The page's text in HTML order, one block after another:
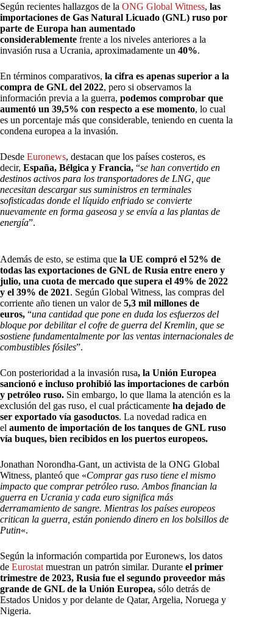
Según recientes hallazgos de la ONG Global Witness, las
importaciones de Gas Natural Licuado (GNL) ruso por
parte de Europa han aumentado
considerablemente frente a los niveles anteriores a la
invasión rusa a Ucrania, aproximadamente un 40%.
En términos comparativos, la cifra es apenas superior a la
compra de GNL del 2022, pero si observamos la
información previa a la guerra, podemos comprobar que
aumentó un 39,5% con respecto a ese momento, lo cual
es un porcentaje más que considerable, teniendo en cuenta la
condena europea a la invasión.
Desde Euronews, destacan que los países costeros, es
decir, España, Bélgica y Francia, “se han convertido en
destinos activos para los transportadores de LNG, que
necesitan descargar sus suministros en terminales
sofisticadas donde el líquido enfriado se convierte
nuevamente en forma gaseosa y se envía a las plantas de
energía”.
Además de esto, se estima que la UE compró el 52% de
todas las exportaciones de GNL de Rusia entre enero y
julio, una cuota de mercado que supera el 49% de 2022
y el 39% de 2021. Según Global Witness, las compras del
corriente año tienen un valor de 5,3 mil millones de
euros, “una cantidad que pone en duda los esfuerzos del
bloque por debilitar el cofre de guerra del Kremlin, que se
sostiene fundamentalmente por las ventas internacionales de
combustibles fósiles”.
Con posterioridad a la invasión rusa, la Unión Europea
sancionó e incluso prohibió las importaciones de carbón
y petróleo ruso. Sin embargo, lo que llama la atención es la
exclusión del gas ruso, el cual prácticamente ha dejado de
ser exportado vía gasoductos. La novedad radica en
el aumento de importación de los tanques de GNL ruso
vía buques, bien recibidos en los puertos europeos.
Jonathan Norondha-Gant, un activista de la ONG Global
Witness, planteó que «Comprar gas ruso tiene el mismo
impacto que comprar petróleo ruso. Ambos financian la
guerra en Ucrania y cada euro significa más
derramamiento de sangre. Mientras los países europeos
critican la guerra, están poniendo dinero en los bolsillos de
Putin«.
Según la información compartida por Euronews, los datos
de Eurostat muestran un patrón similar. Durante el primer
trimestre de 2023, Rusia fue el segundo proveedor más
grande de GNL de la Unión Europea, sólo detrás de
Estados Unidos y por delante de Qatar, Argelia, Noruega y
Nigeria.